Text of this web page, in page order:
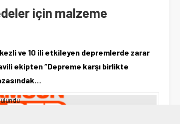
için malzeme
ve 10 ili etkileyen depremlerde zarar
ekipten “Depreme karşı birlikte